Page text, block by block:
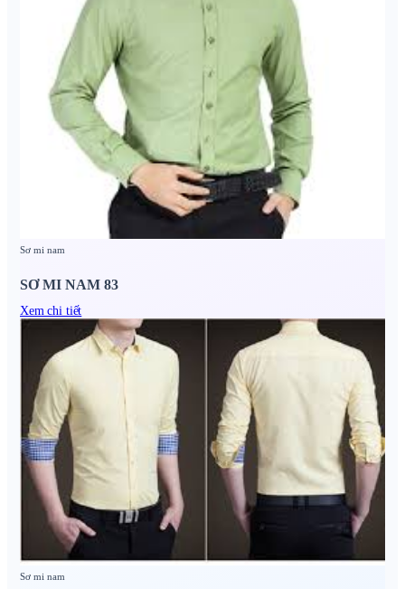
Sơ mi nam
SƠ MI NAM 83
Xem chi tiết
Sơ mi nam